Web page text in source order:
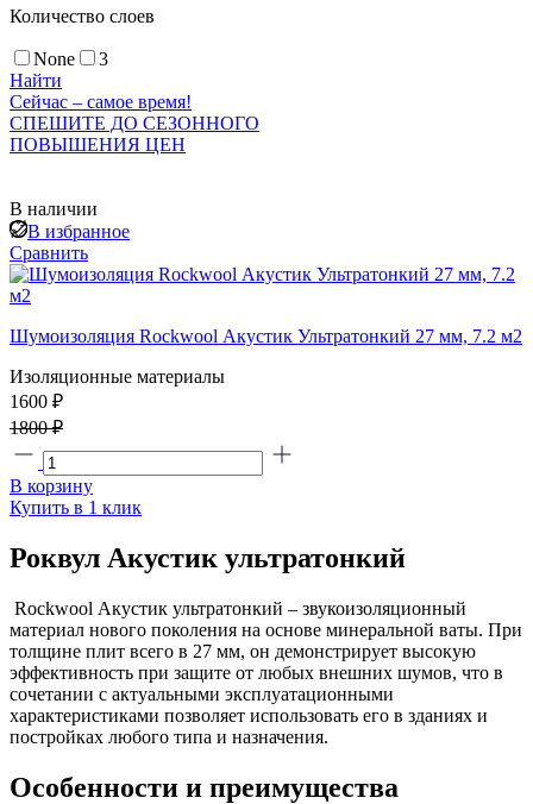
Количество слоев
None
3
Найти
Сейчас – самое время!
СПЕШИТЕ ДО СЕЗОННОГО
ПОВЫШЕНИЯ ЦЕН
В наличии
В избранное
Сравнить
Шумоизоляция Rockwool Акустик Ультратонкий 27 мм, 7.2 м2
Изоляционные материалы
1600 ₽
1800 ₽
В корзину
Купить в 1 клик
Роквул Акустик ультратонкий
Rockwool Акустик ультратонкий – звукоизоляционный
материал нового поколения на основе минеральной ваты. При
толщине плит всего в 27 мм, он демонстрирует высокую
эффективность при защите от любых внешних шумов, что в
сочетании с актуальными эксплуатационными
характеристиками позволяет использовать его в зданиях и
постройках любого типа и назначения.
Особенности и преимущества